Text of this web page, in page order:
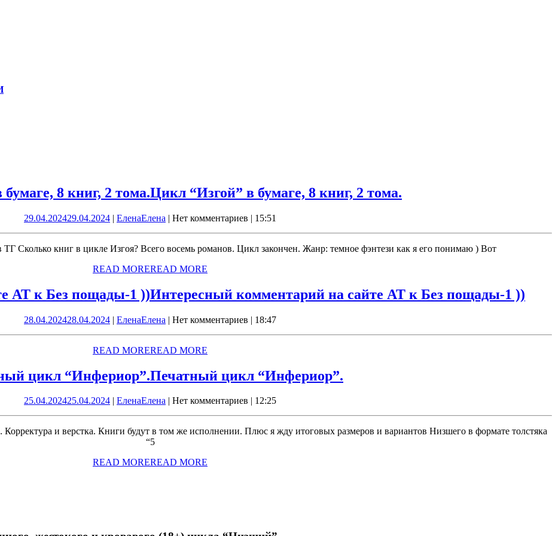
8 книг, 2 тома.Цикл “Изгой” в бумаге, 8 книг, 2 тома.
29.04.202429.04.2024 | ЕленаЕлена | Нет комментариев | 15:51
Сколько книг в цикле Изгоя? Всего восемь романов. Цикл закончен. Жанр: темное фэнтези как я его понимаю ) Вот
READ MOREREAD MORE
АТ к Без пощады-1 ))Интересный комментарий на сайте АТ к Без пощады-1 ))
28.04.202428.04.2024 | ЕленаЕлена | Нет комментариев | 18:47
READ MOREREAD MORE
цикл “Инфериор”.Печатный цикл “Инфериор”.
25.04.202425.04.2024 | ЕленаЕлена | Нет комментариев | 12:25
Корректура и верстка. Книги будут в том же исполнении. Плюс я жду итоговых размеров и вариантов Низшего в формате толстяка
“5
READ MOREREAD MORE